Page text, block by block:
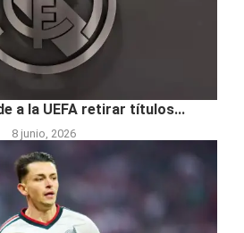
a la UEFA retirar títulos...
8 junio, 2026